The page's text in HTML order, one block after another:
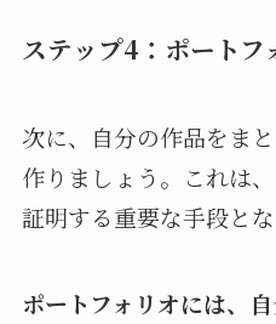
ステップ4：ポートフ
次に、自分の作品をま
作りましょう。これは
証明する重要な手段とな
ポートフォリオには、